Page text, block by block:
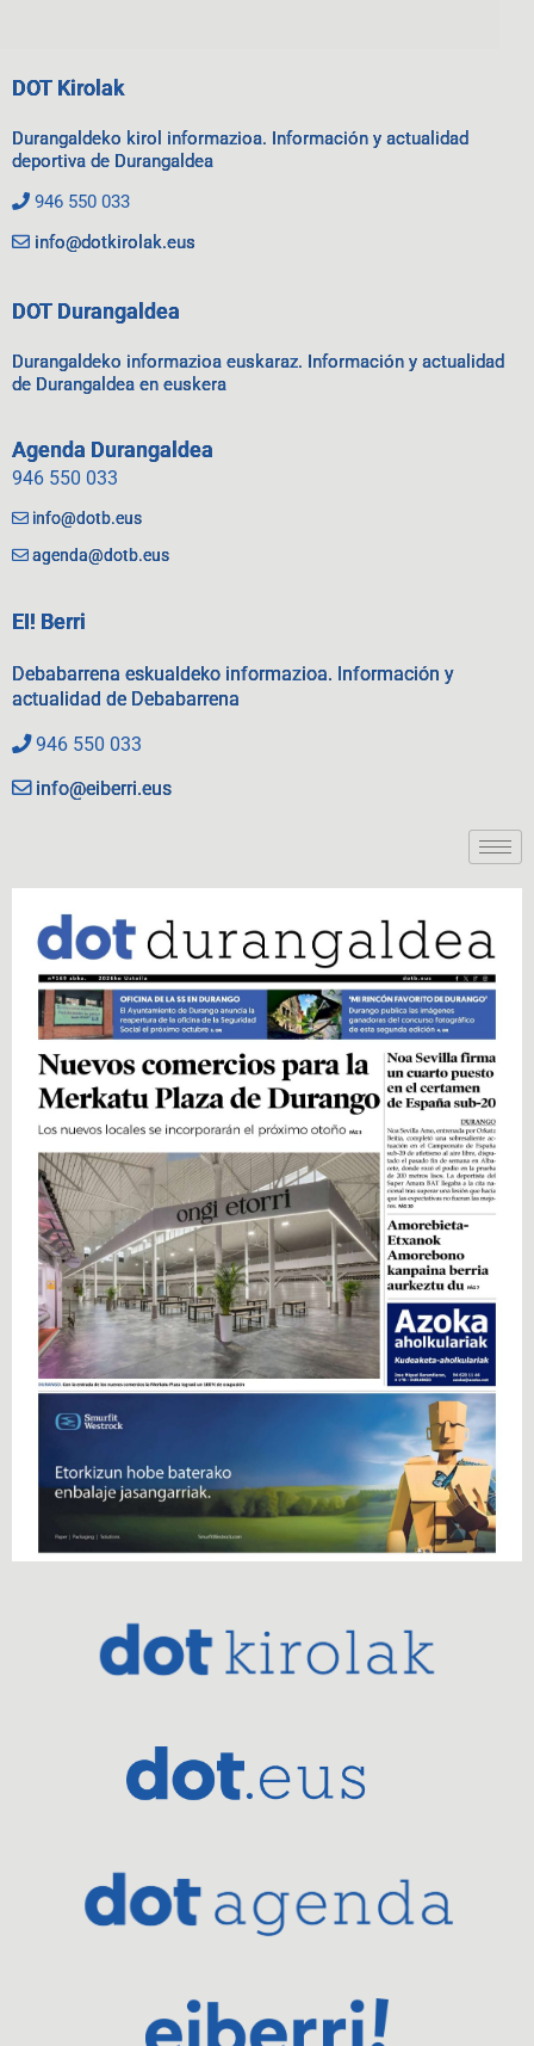
DOT Kirolak
Durangaldeko kirol informazioa. Información y actualidad
deportiva de Durangaldea
946 550 033
info@dotkirolak.eus
DOT Durangaldea
Durangaldeko informazioa euskaraz. Información y actualidad
de Durangaldea en euskera
Agenda Durangaldea
946 550 033
info@dotb.eus
agenda@dotb.eus
EI! Berri
Debabarrena eskualdeko informazioa. Información y
actualidad de Debabarrena
946 550 033
info@eiberri.eus